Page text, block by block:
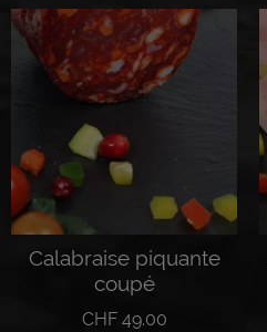
Calabraise piquante
coupé
CHF49.00